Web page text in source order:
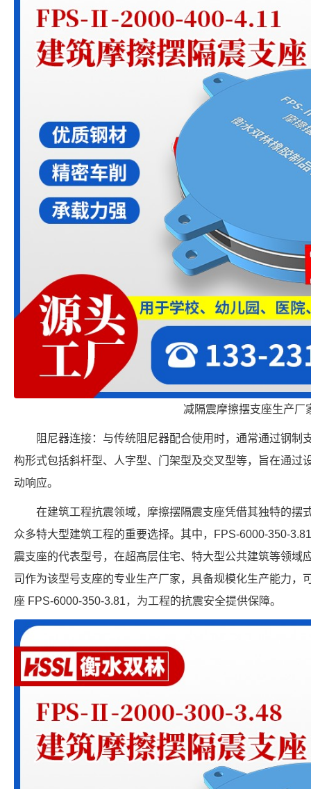
减隔震摩擦摆支座生产厂
阻尼器连接：与传统阻尼器配合使用时，通常通过钢制
构形式包括斜杆型、人字型、门架型及交叉型等，旨在通过
动响应。
在建筑工程抗震领域，摩擦摆隔震支座凭借其独特的摆
众多特大型建筑工程的重要选择。其中，FPS-6000-350-
震支座的代表型号，在超高层住宅、特大型公共建筑等领域
司作为该型号支座的专业生产厂家，具备规模化生产能力，
座 FPS-6000-350-3.81，为工程的抗震安全提供保障。